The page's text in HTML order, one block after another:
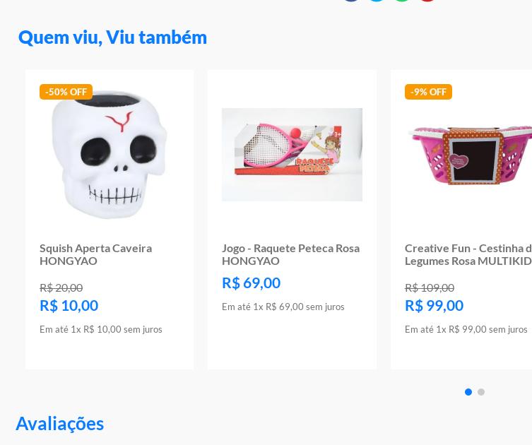
3 meses contra defeito de fabricação
Quem viu, Viu também
-50%
Squish Aperta Caveira
HONGYAO
R$20,00
R$ 10,00
Em até 1x R$ 10,00 sem juros
Jogo - Raquete Peteca Rosa
HONGYAO
R$ 69,00
Em até 1x R$ 69,00 sem juros
-9%
Creative Fun - Cestinha
Legumes Rosa
R$109,00
R$ 99,00
Em até 1x R$ 99,00 sem juros
Avaliações